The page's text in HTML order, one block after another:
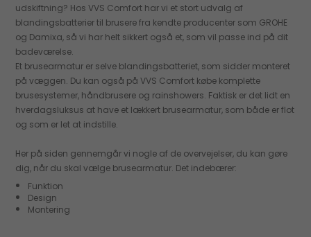
udskiftning? Hos VVS Comfort har vi et stort udvalg af
blandingsbatterier til brusere fra kendte producenter som GROHE
og Damixa, så vi har helt sikkert også et, som vil passe ind på dit
badeværelse.
Et brusearmatur er selve blandingsbatteriet, som sidder monteret
på væggen. Du kan også på VVS Comfort købe komplette
brusesystemer, håndbrusere og rainshowers. Faktisk er det lidt en
hverdagsluksus at have et lækkert brusearmatur, som både er flot
og som er let at indstille.
Her på siden gennemgår vi nogle af de overvejelser, du kan gøre
dig, når du skal vælge brusearmatur. Det indebærer:
Funktion
Design
Montering